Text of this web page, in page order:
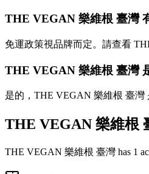
THE VEGAN 樂維根 臺灣
免運政策視品牌而定。請查看
THE VEGAN 樂維根 臺灣
是的，THE VEGAN 樂維根 臺灣
THE VEGAN 樂維根
THE VEGAN 樂維根 臺灣 has 1